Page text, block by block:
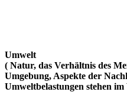
Umwelt
( Natur, das Verhältnis des
Umgebung, Aspekte der
Umweltbelastungen stehen